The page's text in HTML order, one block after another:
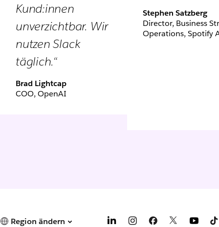
Kund:innen
unverzichtbar. Wir
nutzen Slack
täglich.“
Brad Lightcap
COO, OpenAI
Stephen Satzberg
Director, Business
Operations, Spotify
Region ändern